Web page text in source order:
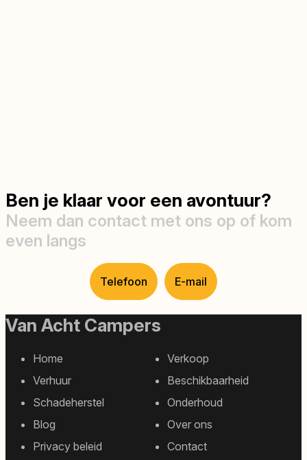
Ben je klaar voor een avontuur?
Neem dan contact met ons op of kom
even langs
Telefoon E-mail
Van Acht Campers
Footer
sitemap
Home
Verkoop
Verhuur
Beschikbaarheid
Schadeherstel
Onderhoud
Blog
Over ons
Privacy beleid
Contact